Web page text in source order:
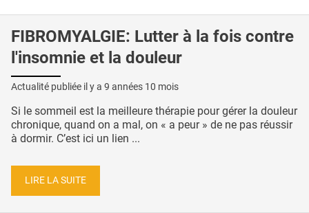
FIBROMYALGIE: Lutter à la fois contre
l'insomnie et la douleur
Actualité publiée il y a 9 années 10 mois
Si le sommeil est la meilleure thérapie pour gérer la douleur
chronique, quand on a mal, on « a peur » de ne pas réussir
à dormir. C’est ici un lien ...
LIRE LA SUITE